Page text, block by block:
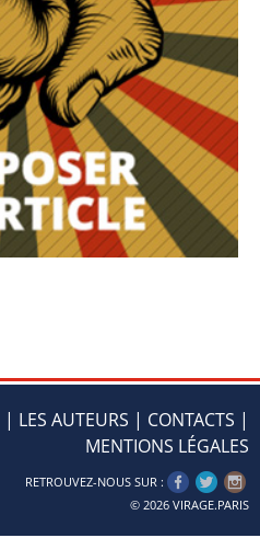
| LES AUTEURS | CONTACTS |
MENTIONS LÉGALES
RETROUVEZ-NOUS SUR :
© 2026 VIRAGE.PARIS